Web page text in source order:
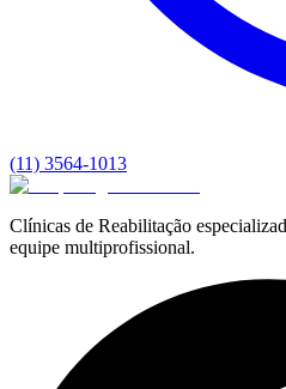
(11) 3564-1013
Clínicas de Reabilitação
equipe multiprofissional.